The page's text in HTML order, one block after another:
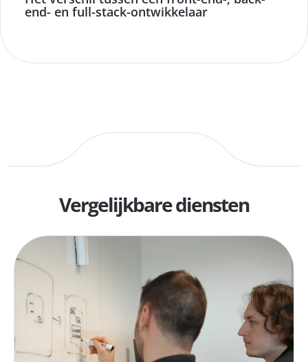
end- en full-stack-ontwikkelaar
Vergelijkbare diensten